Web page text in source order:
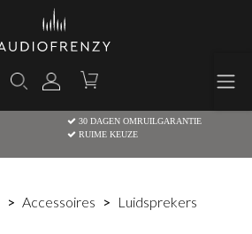
30 DAGEN OMRUILGARANTIE
RUIME KEUZE
Accessoires Luidsprekers